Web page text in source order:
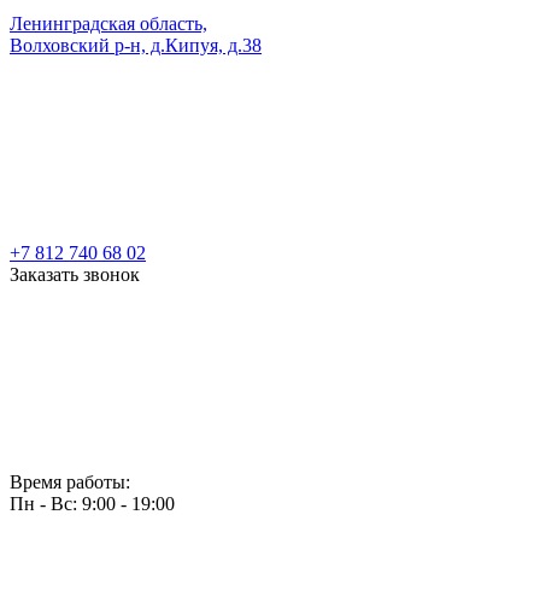
Ленинградская область,
Волховский р-н, д.Кипуя, д.38
+7 812 740 68 02
Заказать звонок
Время работы:
Пн - Вс: 9:00 - 19:00